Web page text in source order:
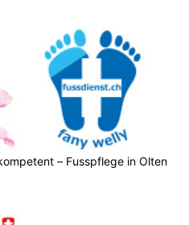
– Fusspflege in Olten